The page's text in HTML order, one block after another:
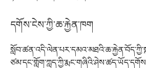
དགོས་ངེས་ཀྱི་ཆ་རྐྱེན་ཁག